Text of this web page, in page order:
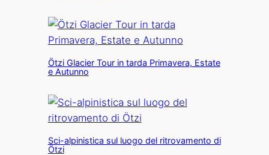
Ötzi Glacier Tour in tarda Primavera, Estate
e Autunno
Sci-alpinistica sul luogo del ritrovamento di
Ötzi